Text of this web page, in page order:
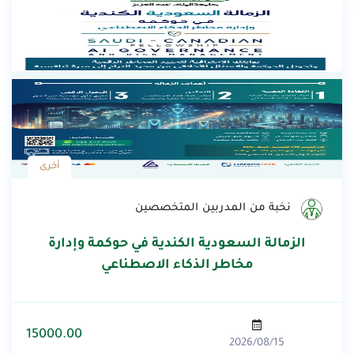
أخرى
نخبة من المدربين المتخصصين
الزمالة السعودية الكندية في حوكمة وإدارة
مخاطر الذكاء الاصطناعي
2026/08/15
15000.00